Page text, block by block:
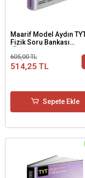
Maarif Model Aydın
Fizik Soru Bankası
Basamak)
605,00 TL
514,25 TL
Sepete Ekle